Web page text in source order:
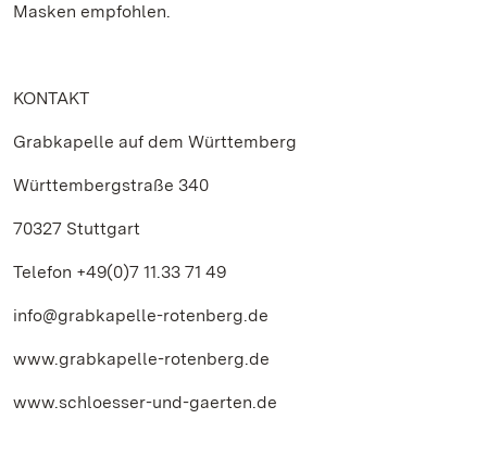
Masken empfohlen.
KONTAKT
Grabkapelle auf dem Württemberg
Württembergstraße 340
70327 Stuttgart
Telefon +49(0)7 11.33 71 49
info@grabkapelle-rotenberg.de
www.grabkapelle-rotenberg.de
www.schloesser-und-gaerten.de